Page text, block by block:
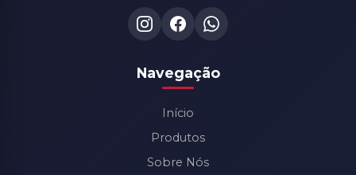
Navegação
Início
Produtos
Sobre Nós